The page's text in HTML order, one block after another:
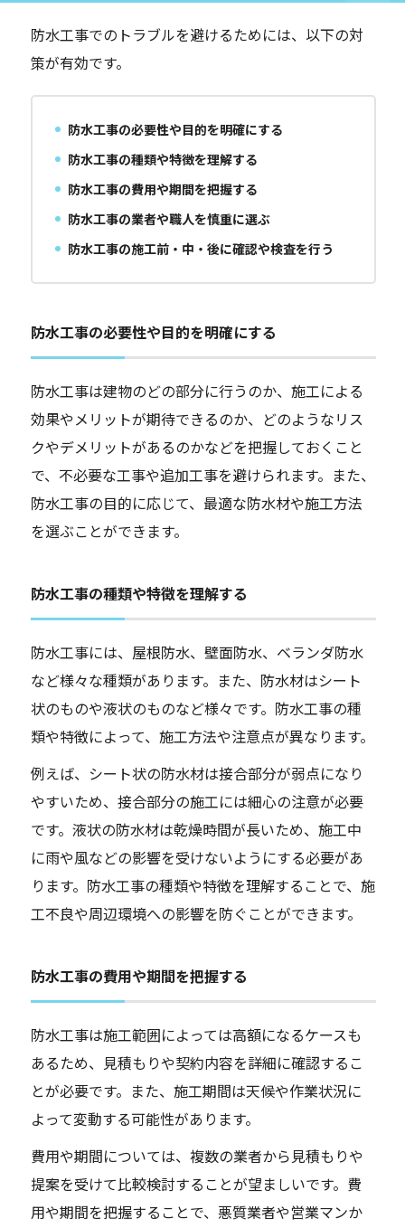
防水工事でのトラブルを避けるためには、以下の対
策が有効です。
防水工事の必要性や目的を明確にする
防水工事の種類や特徴を理解する
防水工事の費用や期間を把握する
防水工事の業者や職人を慎重に選ぶ
防水工事の施工前・中・後に確認や検査を行う
防水工事の必要性や目的を明確にする
防水工事は建物のどの部分に行うのか、施工による
効果やメリットが期待できるのか、どのようなリス
クやデメリットがあるのかなどを把握しておくこと
で、不必要な工事や追加工事を避けられます。また、
防水工事の目的に応じて、最適な防水材や施工方法
を選ぶことができます。
防水工事の種類や特徴を理解する
防水工事には、屋根防水、壁面防水、ベランダ防水
など様々な種類があります。また、防水材はシート
状のものや液状のものなど様々です。防水工事の種
類や特徴によって、施工方法や注意点が異なります。
例えば、シート状の防水材は接合部分が弱点になり
やすいため、接合部分の施工には細心の注意が必要
です。液状の防水材は乾燥時間が長いため、施工中
に雨や風などの影響を受けないようにする必要があ
ります。防水工事の種類や特徴を理解することで、施
工不良や周辺環境への影響を防ぐことができます。
防水工事の費用や期間を把握する
防水工事は施工範囲によっては高額になるケースも
あるため、見積もりや契約内容を詳細に確認するこ
とが必要です。また、施工期間は天候や作業状況に
よって変動する可能性があります。
費用や期間については、複数の業者から見積もりや
提案を受けて比較検討することが望ましいです。費
用や期間を把握することで、悪質業者や営業マンか